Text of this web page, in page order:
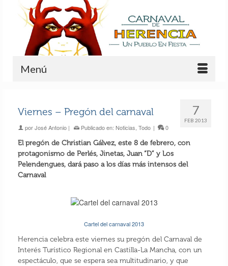
Menú
7
FEB 2013
Viernes – Pregón del carnaval
porJosé Antonio| Publicado en: Noticias, Todo | 0
El pregón de Christian Gálvez, este 8 de febrero, con
protagonismo de Perlés, Jinetas, Juan “D” y Los
Pelendengues, dará paso a los días más intensos del
Carnaval
Cartel del carnaval 2013
Herencia celebra este viernes su pregón del Carnaval de
Interés Turístico Regional en Castilla-La Mancha, con un
espectáculo, que se espera sea multitudinario, y que